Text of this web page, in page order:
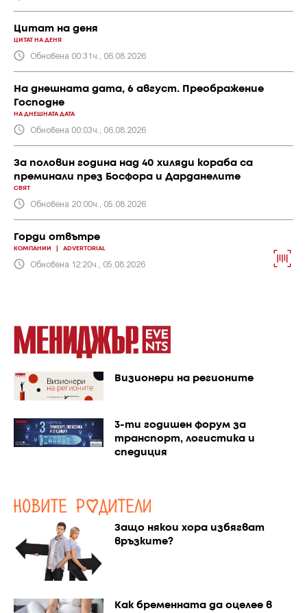
Цитат на деня
ЦИТАТ НА ДЕНЯ
Обновена 00:31ч., 06.08.2026
На днешната дата, 6 август. Преображение
Господне
НА ДНЕШНАТА ДАТА
Обновена 00:03ч., 06.08.2026
За половин година над 40 хиляди кораба са
преминали през Босфора и Дарданелите
СВЯТ
Обновена 20:00ч., 05.08.2026
Горди отвътре
КОМПАНИИ ADVERTORIAL
Обновена 12:20ч., 05.08.2026
Визионери на регионите
3-ти годишен форум за
транспорт, логистика и
спедиция
Защо някои хора избягват
връзките?
Как бременната да оцелее в